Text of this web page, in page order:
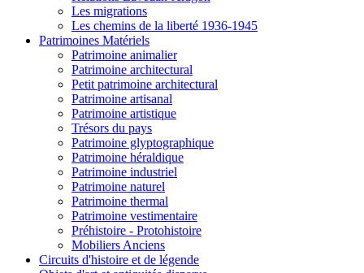
Les migrations
Les chemins de la liberté 1936-1945
Patrimoines Matériels
Patrimoine animalier
Patrimoine architectural
Petit patrimoine architectural
Patrimoine artisanal
Patrimoine artistique
Trésors du pays
Patrimoine glyptographique
Patrimoine héraldique
Patrimoine industriel
Patrimoine naturel
Patrimoine thermal
Patrimoine vestimentaire
Préhistoire - Protohistoire
Mobiliers Anciens
Circuits d'histoire et de légende